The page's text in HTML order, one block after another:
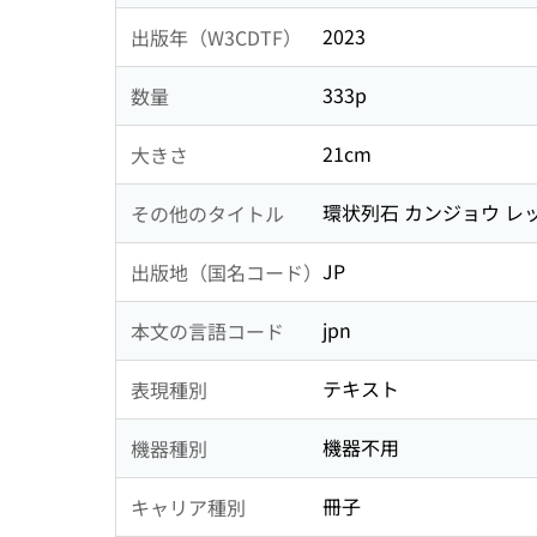
出版年（W3CDTF） 2023
数量 333p
大きさ 21cm
その他のタイトル 環状列石 カンジョウ レ
出版地（国名コード） JP
本文の言語コード jpn
表現種別 テキスト
機器種別 機器不用
キャリア種別 冊子